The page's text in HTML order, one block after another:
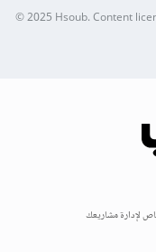
© 2025Hsoub.Content